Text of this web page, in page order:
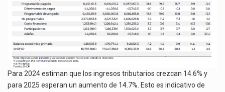
Para 2024 estiman que los ingresos tributarios crezcan 14.6% y
para 2025 esperan un aumento de 14.7%. Esto es indicativo de